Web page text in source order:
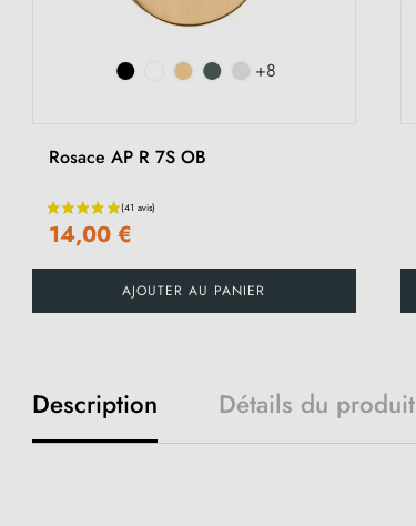
+8
Rosace AP R 7S OB
14,00 €
AJOUTER AU PANIER
Description Détails du produit